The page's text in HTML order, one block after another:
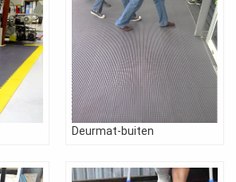
Deurmat-buiten